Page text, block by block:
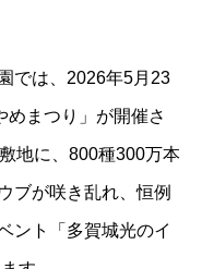
では、2026年5月23
めまつり」が開催さ
地に、800種300万本
ブが咲き乱れ、恒例
ント「多賀城光のイ